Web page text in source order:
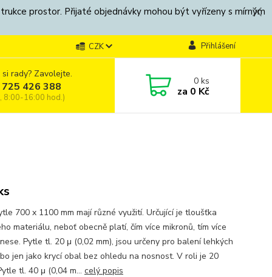
prostor. Přijaté objednávky mohou být vyřízeny s mírným
CZK Přihlášení
rady? Zavolejte.
426 388
8:00-16:00 hod.)
0ks
za 0 Kč
700 x 1100 mm mají různé využití. Určující je tloušťka
materiálu, neboť obecně platí, čím více mikronů, tím více
Pytle tl. 20 μ (0,02 mm), jsou určeny pro balení lehkých
jen jako krycí obal bez ohledu na nosnost. V roli je 20
tl. 40 μ (0,04 m... celý popis